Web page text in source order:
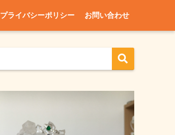
プライバシーポリシー お問い合わせ